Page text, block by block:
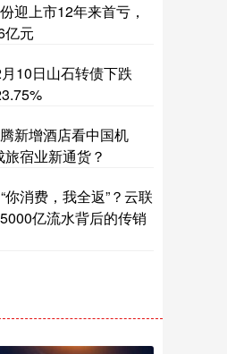
迎上市12年来首亏，
亿元
10日山石转债下跌
新增酒店看中国机
旅宿业新通货？
消费，我全返”？云联
亿流水背后的传销